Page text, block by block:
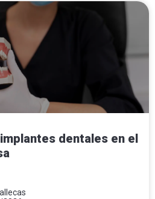
dentales en el